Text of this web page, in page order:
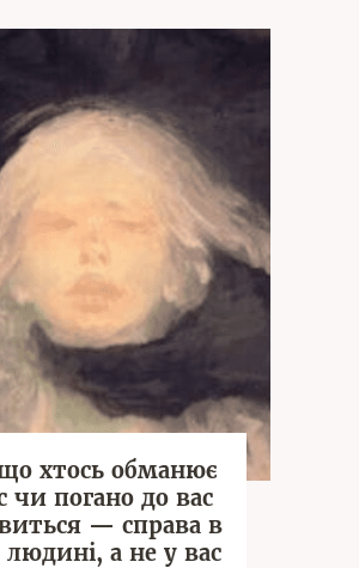
хтось обманює
чи погано до вас
— справа в
людині, а не у вас